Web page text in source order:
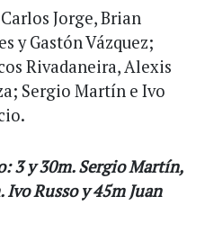
Jorge, Brian
y Gastón Vázquez;
Rivadaneira, Alexis
Sergio Martín e Ivo
3 y 30m. Sergio Martín,
Russo y 45m Juan